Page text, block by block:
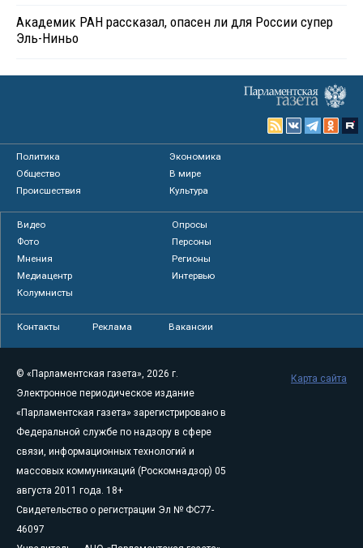
Академик РАН рассказал, опасен ли для России супер
Эль-Ниньо
Политика
Экономика
Общество
В мире
Происшествия
Культура
Видео
Опросы
Фото
Персоны
Мнения
Регионы
Медиацентр
Интервью
Колумнисты
Контакты Реклама Вакансии
© «Парламентская газета», 2026 г.
Электронное периодическое издание
«Парламентская газета» зарегистрировано в
Федеральной службе по надзору в сфере
связи, информационных технологий и
массовых коммуникаций (Роскомнадзор) 05
августа 2011 года. 18+
Свидетельство о регистрации Эл № ФС77-
46097
Карта сайта